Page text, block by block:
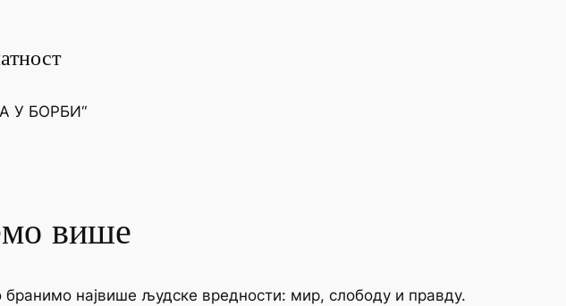
У БОРБИ“
више
највише људске вредности: мир, слободу и правду.